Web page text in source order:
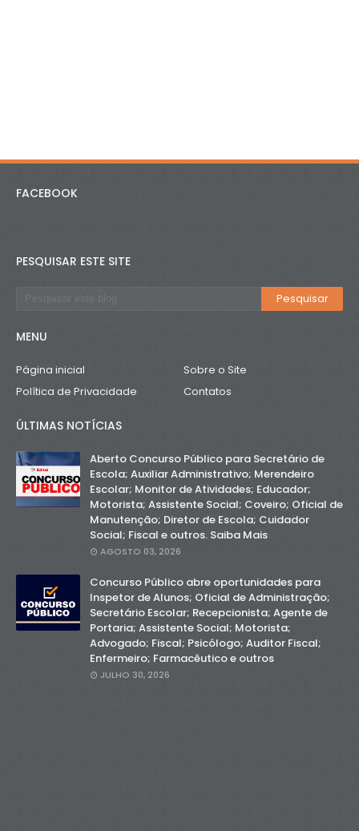
FACEBOOK
PESQUISAR ESTE SITE
MENU
Página inicial
Sobre o Site
Política de Privacidade
Contatos
ÚLTIMAS NOTÍCIAS
Aberto Concurso Público para Secretário de
Escola; Auxiliar Administrativo; Merendeiro
Escolar; Monitor de Atividades; Educador;
Motorista; Assistente Social; Coveiro; Oficial de
Manutenção; Diretor de Escola; Cuidador
Social; Fiscal e outros. Saiba Mais
AGOSTO 03, 2026
Concurso Público abre oportunidades para
Inspetor de Alunos; Oficial de Administração;
Secretário Escolar; Recepcionista; Agente de
Portaria; Assistente Social; Motorista;
Advogado; Fiscal; Psicólogo; Auditor Fiscal;
Enfermeiro; Farmacêutico e outros
JULHO 30, 2026